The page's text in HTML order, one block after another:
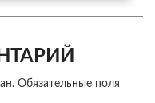
Обязательные поля